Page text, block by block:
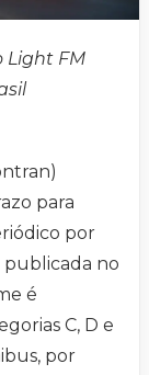
Light FM
para
por
publicada no
é
C, D e
por